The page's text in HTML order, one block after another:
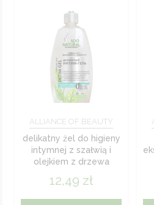
ALLIANCE OF BEAUTY
delikatny żel do higieny
intymnej z szałwią i
olejkiem z drzewa
12,49 zł